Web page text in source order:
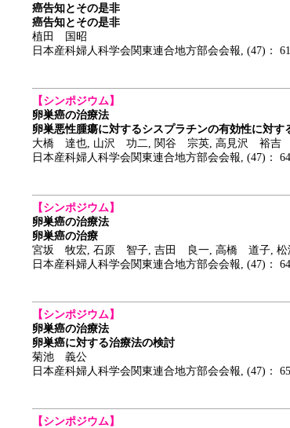
癌告知とその是非
癌告知とその是非
植田 国昭
日本産科婦人科学会関東連合地方部会会報, (47)：
【シンポジウム】
卵巣癌の治療法
卵巣悪性腫瘍に対するシスプラチンの有効性に対す
大橋 達也, 山沢 功二, 関谷 宗英, 高見沢 裕吉
日本産科婦人科学会関東連合地方部会会報, (47)：
【シンポジウム】
卵巣癌の治療法
卵巣癌の治療
宮坂 牧宏, 石原 智子, 吉田 良一, 高橋 道子,
日本産科婦人科学会関東連合地方部会会報, (47)：
【シンポジウム】
卵巣癌の治療法
卵巣癌に対する治療法の検討
菊池 義公
日本産科婦人科学会関東連合地方部会会報, (47)：
【シンポジウム】